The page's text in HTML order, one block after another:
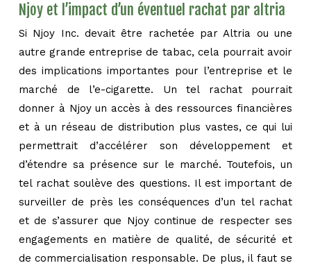
Njoy et l’impact d’un éventuel rachat par altria
Si Njoy Inc. devait être rachetée par Altria ou une
autre grande entreprise de tabac, cela pourrait avoir
des implications importantes pour l’entreprise et le
marché de l’e-cigarette. Un tel rachat pourrait
donner à Njoy un accès à des ressources financières
et à un réseau de distribution plus vastes, ce qui lui
permettrait d’accélérer son développement et
d’étendre sa présence sur le marché. Toutefois, un
tel rachat soulève des questions. Il est important de
surveiller de près les conséquences d’un tel rachat
et de s’assurer que Njoy continue de respecter ses
engagements en matière de qualité, de sécurité et
de commercialisation responsable. De plus, il faut se